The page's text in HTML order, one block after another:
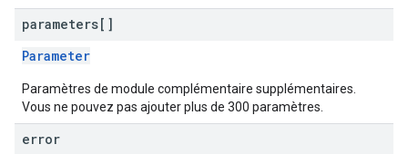
parameters[]
Parameter
Paramètres de module complémentaire supplémentaires.
Vous ne pouvez pas ajouter plus de 300 paramètres.
error